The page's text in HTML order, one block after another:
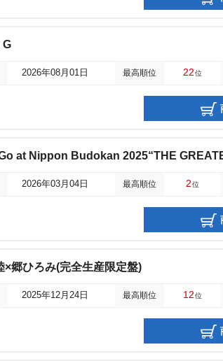
G
2026年08月01日 最高順位 22位
at Nippon Budokan 2025“THE
2026年03月04日 最高順位 2位
×郷ひろみ(完全生産限定盤)
2025年12月24日 最高順位 12位